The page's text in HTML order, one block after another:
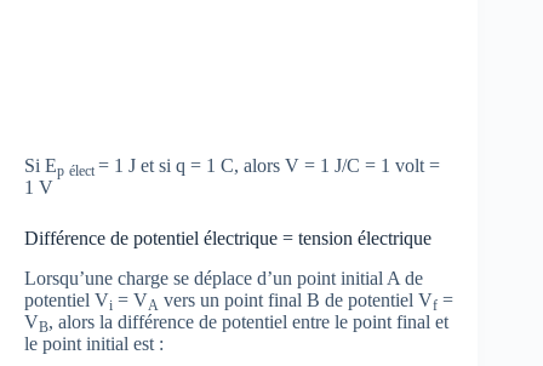
Si Ep élect = 1 J et si q = 1 C, alors V = 1 J/C = 1 volt =
1 V
Différence de potentiel électrique = tension électrique
Lorsqu’une charge se déplace d’un point initial A de
potentiel Vi = VA vers un point final B de potentiel Vf =
VB, alors la différence de potentiel entre le point final et
le point initial est :